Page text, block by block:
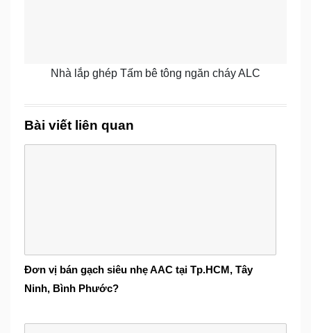
Nhà lắp ghép Tấm bê tông ngăn cháy ALC
Bài viết liên quan
Đơn vị bán gạch siêu nhẹ AAC tại Tp.HCM, Tây
Ninh, Bình Phước?